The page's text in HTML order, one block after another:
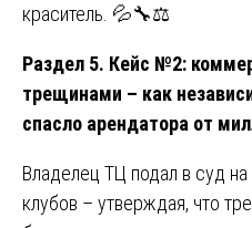
краситель. 💦🔧⚖️
Раздел 5. Кейс №2:
трещинами – как
спасло арендатора от
Владелец ТЦ подал в суд
клубов – утверждая, что